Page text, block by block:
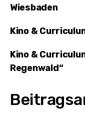
Wiesbaden
Kino &
Kino &
Regenwald“